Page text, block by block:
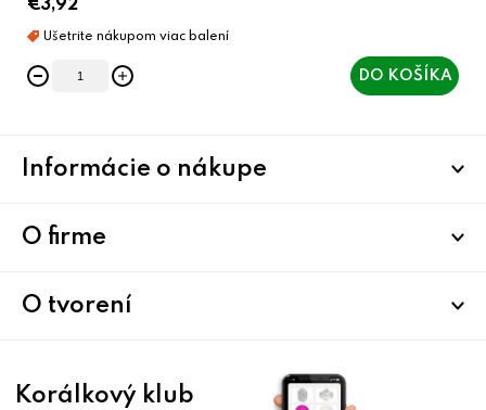
€3,92
DO KOŠÍKA
Informácie o nákupe
O firme
O tvorení
Korálkový klub